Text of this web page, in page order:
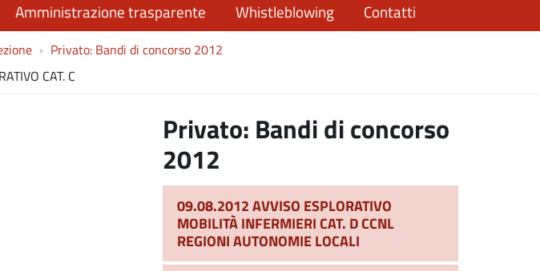
Amministrazione trasparente Whistleblowing Contatti
Privato: Bandi di concorso 2012
CAT. C
Privato: Bandi di concorso
2012
09.08.2012 AVVISO ESPLORATIVO
MOBILITÀ INFERMIERI CAT. D CCNL
REGIONI AUTONOMIE LOCALI